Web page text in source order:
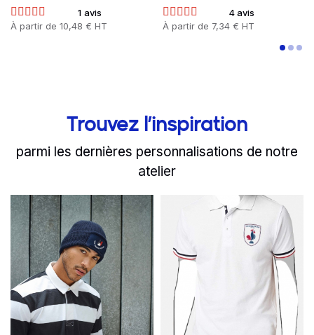
1 avis
Prix
À partir de 10,48 € HT
4 avis
Prix
À partir de 7,34 € HT
Trouvez l’inspiration
parmi les dernières personnalisations de notre
atelier
slide1 to 2 of 8
Pourquoi le bonnet
Read more La